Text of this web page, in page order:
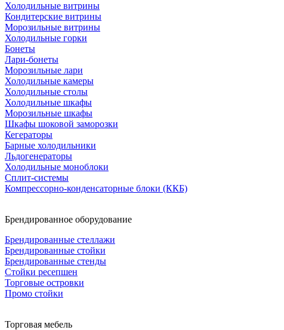
Холодильные витрины
Кондитерские витрины
Морозильные витрины
Холодильные горки
Бонеты
Лари-бонеты
Морозильные лари
Холодильные камеры
Холодильные столы
Холодильные шкафы
Морозильные шкафы
Шкафы шоковой заморозки
Кегераторы
Барные холодильники
Льдогенераторы
Холодильные моноблоки
Сплит-системы
Компрессорно-конденсаторные блоки (ККБ)
Брендированное оборудование
Брендированные стеллажи
Брендированные стойки
Брендированные стенды
Стойки ресепшен
Торговые островки
Промо стойки
Торговая мебель